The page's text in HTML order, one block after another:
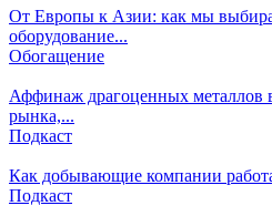
От Европы к Азии: как мы
оборудование...
Обогащение
Аффинаж драгоценных металлов
рынка,...
Подкаст
Как добывающие компании
Подкаст